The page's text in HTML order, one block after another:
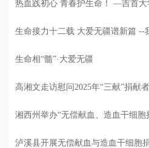
热血践初心 青春护生命！ —吉首大
生命接力十二载 大爱无疆谱新篇 --我州迎来第50例造
生命相“髓”·大爱无疆
高湘文走访慰问2025年“三献”捐献
湘西州举办“无偿献血、造血干细胞
泸溪县开展无偿献血与造血干细胞